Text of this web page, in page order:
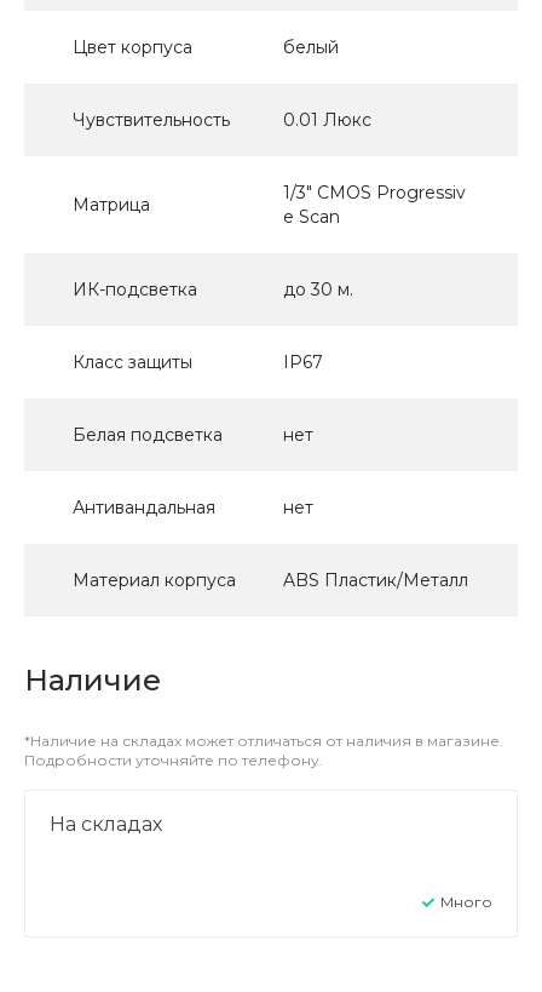
Цвет корпуса белый
Чувствительность 0.01 Люкс
Матрица
1/3" CMOS Progressiv
e Scan
ИК-подсветка до 30 м.
Класс защиты IP67
Белая подсветка нет
Антивандальная нет
Материал корпуса ABS Пластик/Металл
Наличие
*Наличие на складах может отличаться от наличия в магазине.
Подробности уточняйте по телефону.
На складах
Много